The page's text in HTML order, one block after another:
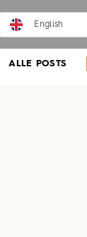
English
English
MOVIES NEWS
ALLE POSTS